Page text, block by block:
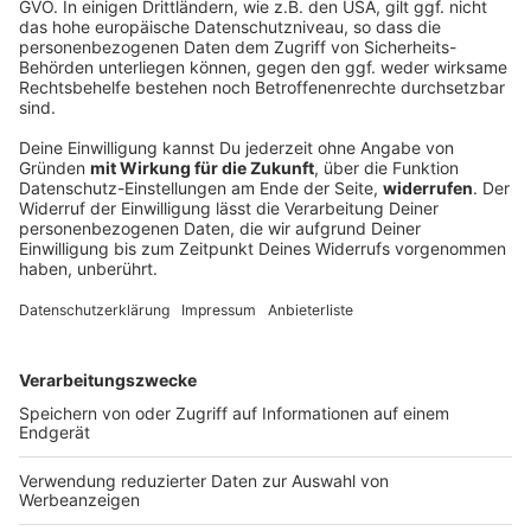
und in einem Russen steckt
´ne Patrone. Und das waren
noch die nüchternen
Patienten… Die
Notaufnahme dann
endgültig zum
medizinischen
Paralleluniversum.
Mittendrin: der
Falk aus Duisburg. Schöne
Fachkräfte in Pflege, Praxis
mindestens 60° Wäschen
14.05.2026 22:30 / 35min
Eine Dampflok drückt im Rachen, ein Apfel
anderswo und in einem Russen steckt ´ne
Patrone. Und das waren noch die nüchternen
Patienten… Die alkoholisierten machen die
stellvertretende Pflegedirektor Christian Falk
aus Duisburg. Schöne Schicht! WERBUNG 7days
macht gute und schöne Berufsbekleidung für
Fachkräfte in Pflege, Praxis und Klinik. Top-
Qualität, die mindestens 60° Wäschen standhält.
Modische Schnitte, die Bewegungsfreiheit
14.05.2026 22:30 / 35min